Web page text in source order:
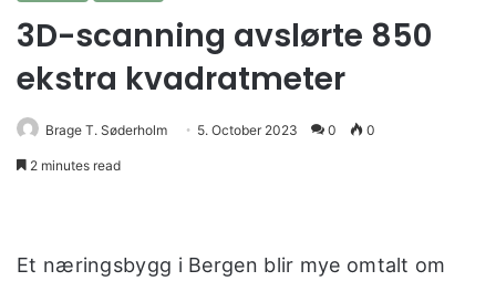
3D-scanning avslørte 850
ekstra kvadratmeter
Brage T. Søderholm 5. October 2023 0 0
2 minutes read
Et næringsbygg i Bergen blir mye omtalt om